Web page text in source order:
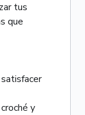
tus
que
y